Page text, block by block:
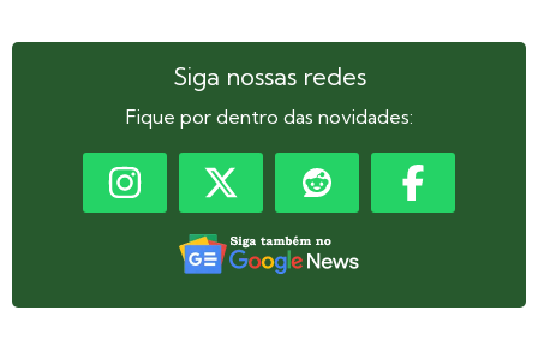
Siga nossas redes
Fique por dentro das novidades: